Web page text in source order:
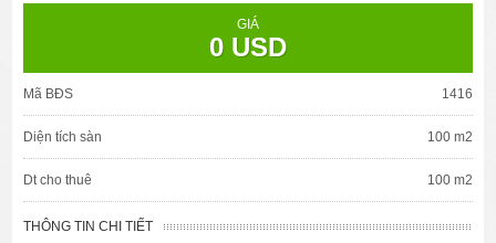
GIÁ
0 USD
Mã BĐS 1416
Diện tích sàn 100 m2
Dt cho thuê 100 m2
THÔNG TIN CHI TIẾT